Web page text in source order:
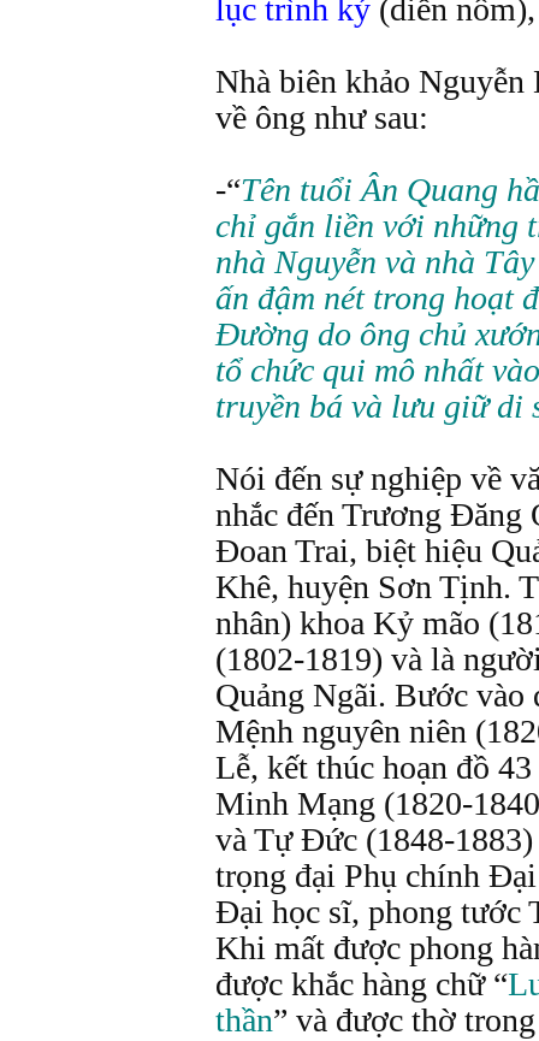
lục trình ký (diễn
Nhà biên khảo
về ông như sau:
-“Tên tuổi Ân Quang
chỉ gắn liền với những
nhà Nguyễn và nhà
ấn đậm nét trong hoạt
Đường do ông chủ
tổ chức qui mô nhất
truyền bá và lưu giữ di
Nói đến sự nghiệp về
nhắc đến Trương Đăng
Đoan Trai, biệt hiệu
Khê, huyện Sơn Tịnh.
nhân) khoa Kỷ mão
(1802-1819) và là
Quảng Ngãi. Bước
Mệnh nguyên niên
Lễ, kết thúc hoạn đồ
Minh Mạng (1820-
và Tự Đức (1848-
trọng đại Phụ chính
Đại học sĩ, phong tước
Khi mất được phong
được khắc hàng chữ “
thần” và được thờ